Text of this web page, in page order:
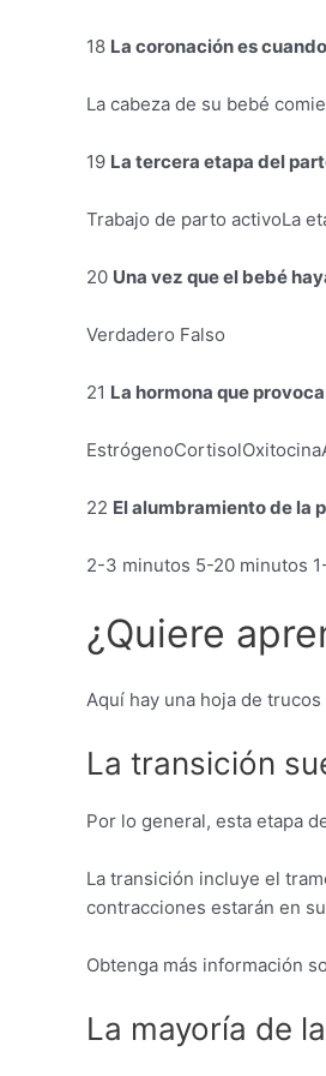
18 La coronación es
La cabeza de su bebé
19 La tercera etapa del
Trabajo de parto activoLa
20 Una vez que el bebé
Verdadero Falso
21 La hormona que
22 El alumbramiento de la
2-3 minutos 5-20 minutos
¿Quiere
Aquí hay una hoja de
La transición
Por lo general, esta etapa
La transición incluye el
contracciones estarán en
Obtenga más información
La mayoría de